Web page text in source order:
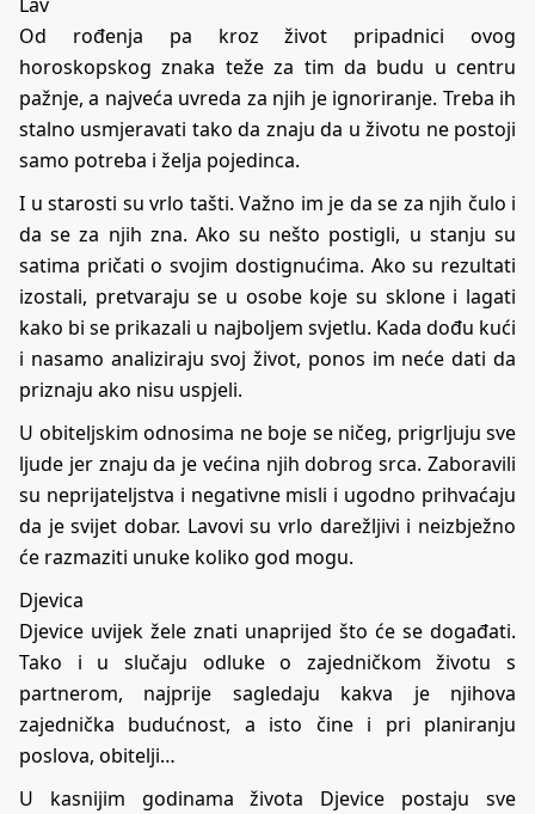
Od rođenja pa kroz život pripadnici ovog
horoskopskog znaka teže za tim da budu u centru
pažnje, a najveća uvreda za njih je ignoriranje. Treba ih
stalno usmjeravati tako da znaju da u životu ne postoji
samo potreba i želja pojedinca.
I u starosti su vrlo tašti. Važno im je da se za njih čulo i
da se za njih zna. Ako su nešto postigli, u stanju su
satima pričati o svojim dostignućima. Ako su rezultati
izostali, pretvaraju se u osobe koje su sklone i lagati
kako bi se prikazali u najboljem svjetlu. Kada dođu kući
i nasamo analiziraju svoj život, ponos im neće dati da
priznaju ako nisu uspjeli.
U obiteljskim odnosima ne boje se ničeg, prigrljuju sve
ljude jer znaju da je većina njih dobrog srca. Zaboravili
su neprijateljstva i negativne misli i ugodno prihvaćaju
da je svijet dobar. Lavovi su vrlo darežljivi i neizbježno
će razmaziti unuke koliko god mogu.
Djevica
Djevice uvijek žele znati unaprijed što će se događati.
Tako i u slučaju odluke o zajedničkom životu s
partnerom, najprije sagledaju kakva je njihova
zajednička budućnost, a isto čine i pri planiranju
poslova, obitelji…
U kasnijim godinama života Djevice postaju sve